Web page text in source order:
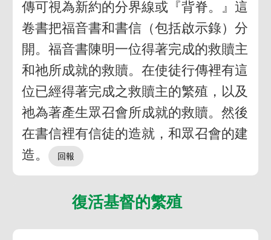
傳可視為新約的分界線或『背脊。』這
卷書把福音書和書信（包括啟示錄）分
開。福音書陳明一位得著完成的救贖主
和祂所成就的救贖。在使徒行傳裡有這
位已經得著完成之救贖主的繁殖，以及
祂為著產生眾召會所成就的救贖。然後
在書信裡有信徒的造就，和眾召會的建
造。
復活基督的繁殖